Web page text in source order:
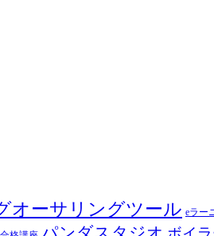
オーサリングツール eラー